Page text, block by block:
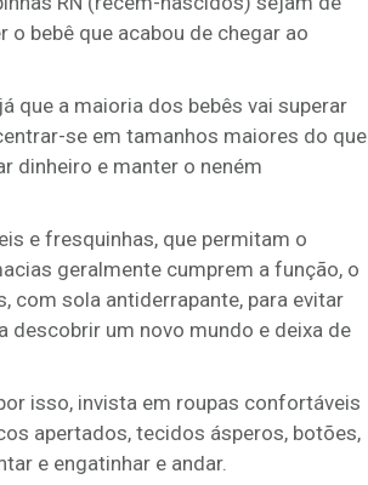
bebê que acabou de chegar ao
que a maioria dos bebês vai superar
se em tamanhos maiores do que
dinheiro e manter o neném
e fresquinhas, que permitam o
geralmente cumprem a função, o
com sola antiderrapante, para evitar
descobrir um novo mundo e deixa de
isso, invista em roupas confortáveis
apertados, tecidos ásperos, botões,
e engatinhar e andar.